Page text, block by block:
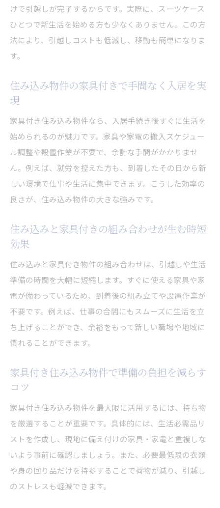
家具付き住み込み生活で仕事と暮らしを両立
立が可能
的余裕
家具付き住み込み物件が実現する働きやす
い環境
住み込みと家具付きで仕事も生活も充実さ
せるコツ
家具付き住み込み生活でストレスを減らす
けで引越しが完了するからです。実際に、スーツケース
ひとつで新生活を始める方も少なくありません。この方
法により、引越しコストも低減し、移動も簡単になりま
す。
住み込み物件の家具付きで手間なく入居を実
現
家具付き住み込み物件なら、入居手続き後すぐに生活を
始められるのが魅力です。家具や家電の搬入スケジュー
ル調整や設置作業が不要で、余計な手間がかかりませ
ん。例えば、就労を控えた方も、到着したその日から新
しい環境で仕事や生活に集中できます。こうした効率の
良さが、住み込み物件の大きな強みです。
住み込みと家具付きの組み合わせが生む時短
効果
住み込みと家具付き物件の組み合わせは、引越しや生活
準備の時間を大幅に短縮します。すぐに使える家具や家
電が備わっているため、到着後の組み立てや設置作業が
不要です。例えば、仕事の合間にもスムーズに生活を立
ち上げることができ、余裕をもって新しい職場や地域に
慣れることができます。
家具付き住み込み物件で準備の負担を減らす
コツ
家具付き住み込み物件を最大限に活用するには、持ち物
を厳選することが重要です。具体的には、生活必需品リ
ストを作成し、現地に備え付けの家具・家電と重複しな
いよう事前に確認しましょう。また、必要最低限の衣類
や身の回り品だけを持参することで荷物が減り、引越し
のストレスも軽減できます。